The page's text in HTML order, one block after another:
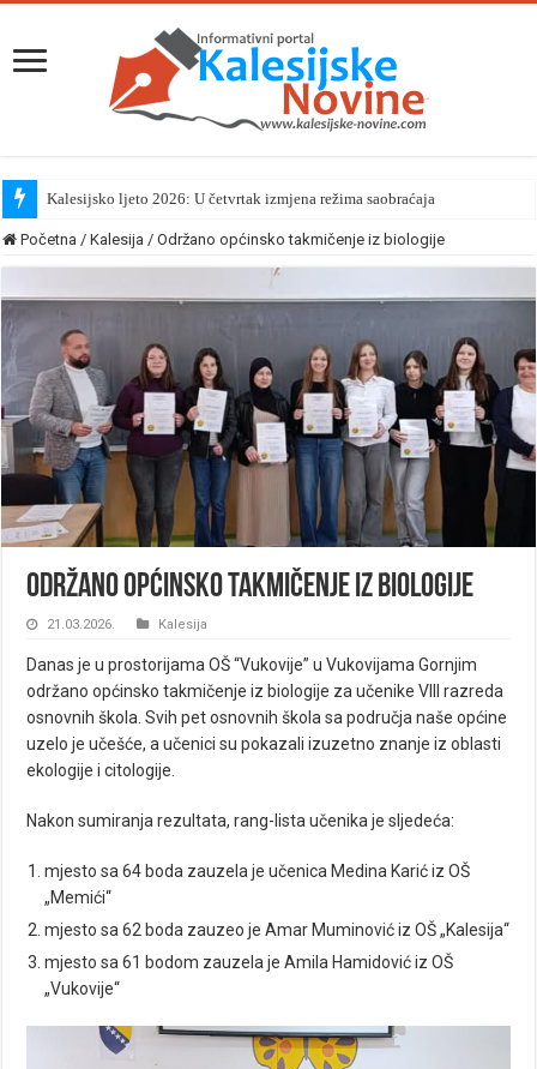
Kalesijsko ljeto 2026: U četvrtak izmjena režima saobraćaja
Početna / Kalesija / Održano općinsko takmičenje iz biologije
Održano općinsko takmičenje iz biologije
21.03.2026. Kalesija
Danas je u prostorijama OŠ “Vukovije” u Vukovijama Gornjim
održano općinsko takmičenje iz biologije za učenike VIII razreda
osnovnih škola. Svih pet osnovnih škola sa područja naše općine
uzelo je učešće, a učenici su pokazali izuzetno znanje iz oblasti
ekologije i citologije.
Nakon sumiranja rezultata, rang-lista učenika je sljedeća:
mjesto sa 64 boda zauzela je učenica Medina Karić iz OŠ
„Memići“
mjesto sa 62 boda zauzeo je Amar Muminović iz OŠ „Kalesija“
mjesto sa 61 bodom zauzela je Amila Hamidović iz OŠ
„Vukovije“